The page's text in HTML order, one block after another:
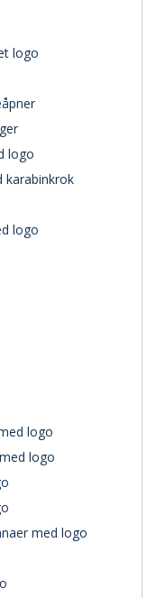
logo
logo
karabinkrok
logo
logo
logo
med logo